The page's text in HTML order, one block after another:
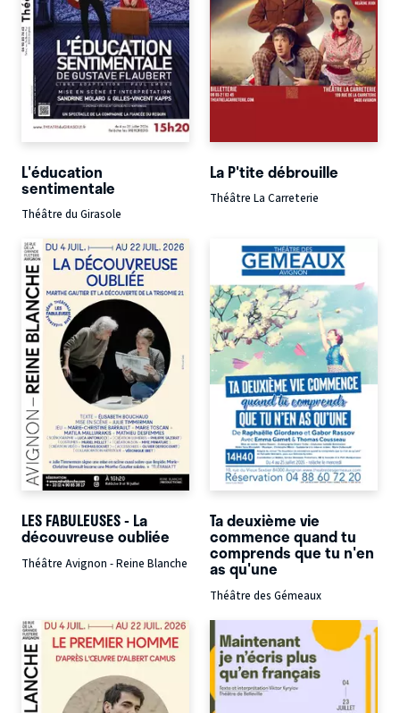
L'éducation
sentimentale
Théâtre du Girasole
La P'tite débrouille
Théâtre La Carreterie
LES FABULEUSES - La
découvreuse oubliée
Théâtre Avignon - Reine Blanche
Ta deuxième vie
commence quand tu
comprends que tu n'en
as qu'une
Théâtre des Gémeaux